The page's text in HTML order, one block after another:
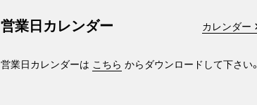
営業日カレンダー カレンダー
営業日カレンダーは こちら からダウンロードして下さい。